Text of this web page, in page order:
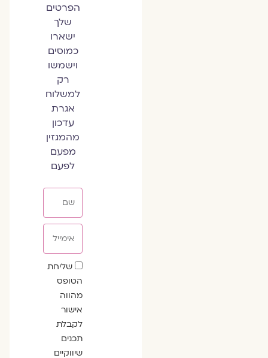
הפרטים
שלך
ישארו
כמוסים
וישמשו
רק
למשלוח
אגרת
עדכון
מהמגזין
מפעם
לפעם
שדה
הסכמה
שליחת
הטופס
מהווה
אישור
לקבלת
תכנים
שיווקיים